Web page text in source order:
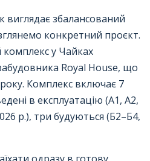
збалансований
конкретний проєкт.
у Чайках
Royal House, що
Комплекс включає 7
в експлуатацію (А1, А2,
р.), три будуються (Б2–Б4,